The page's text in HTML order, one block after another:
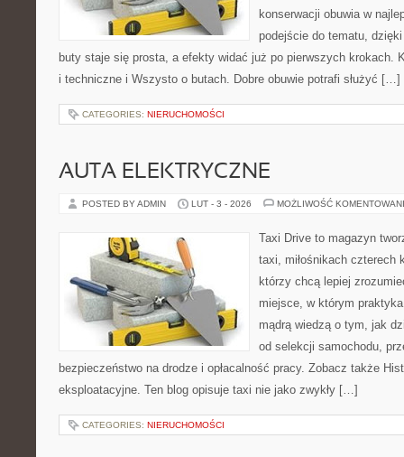
konserwacji obuwia w
podejście do tematu,
buty staje się prosta, a efekty widać już po pierwszych krokach.
i techniczne i Wszysto o butach. Dobre obuwie potrafi służyć […]
CATEGORIES: NIERUCHOMOŚCI
AUTA ELEKTRYCZNE
POSTED BY ADMIN LUT - 3 - 2026 MOŻLIWOŚĆ
Taxi Drive to magazyn
taxi, miłośnikach czterech
którzy chcą lepiej
miejsce, w którym
mądrą wiedzą o tym, jak
od selekcji samochodu,
bezpieczeństwo na drodze i opłacalność pracy. Zobacz także
eksploatacyjne. Ten blog opisuje taxi nie jako zwykły […]
CATEGORIES: NIERUCHOMOŚCI